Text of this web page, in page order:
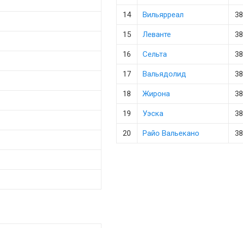
14 Вильярреал 38
15 Леванте 38
16 Сельта 38
17 Вальядолид 38
18 Жирона 38
19 Уэска 38
20 Райо Вальекано 38